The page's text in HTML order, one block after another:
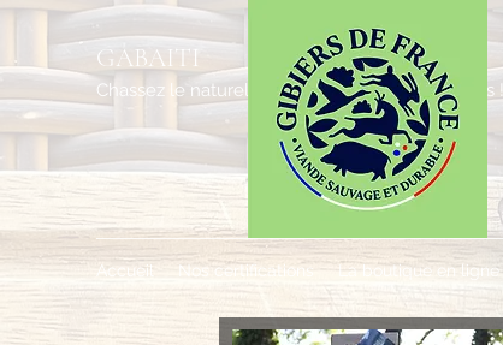
GABAITI
Chassez le naturel, il revient... dans vos assiettes !
Accueil Nos certifications La boutique en ligne